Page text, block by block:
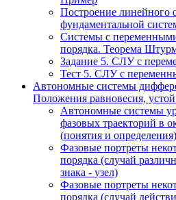
Построение линейного
фундаментальной
Системы с
порядка. Теорема
Задание 5. СЛУ с
Тест 5. СЛУ с
Автономные системы
Положения равновесия,
Автономные системы
фазовых траекторий в
(понятия и определения)
Фазовые портреты
порядка (случай
знака - узел)
Фазовые портреты
порядка (случай